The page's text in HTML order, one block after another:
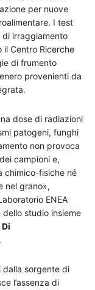
per nuove
I test
irraggiamento
il Centro Ricerche
di frumento
provenienti da
dose di radiazioni
patogeni, funghi
non provoca
campioni e,
chimico-fisiche né
nel grano»,
ENEA
studio insieme
.
sorgente di
l’assenza di